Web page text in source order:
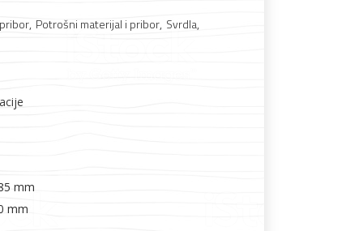
, Potrošni materijal i pribor, Svrdla,
mm
mm